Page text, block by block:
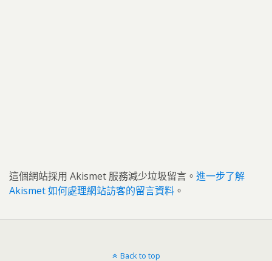
這個網站採用 Akismet 服務減少垃圾留言。 進一步了解
Akismet 如何處理網站訪客的留言資料 。
Back to top